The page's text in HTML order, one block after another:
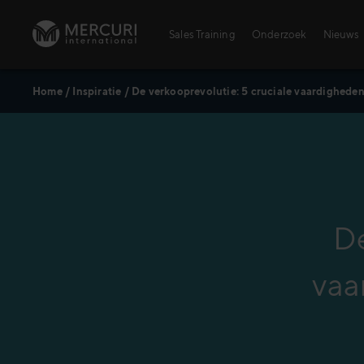
Sales Training Onderzoek Nieuws
Home/ Inspiratie / De verkooprevolutie: 5 cruciale